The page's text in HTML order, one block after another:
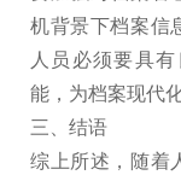
机背景下档案信
人员必须要具
能，为档案现代
三、结语
综上所述，随着